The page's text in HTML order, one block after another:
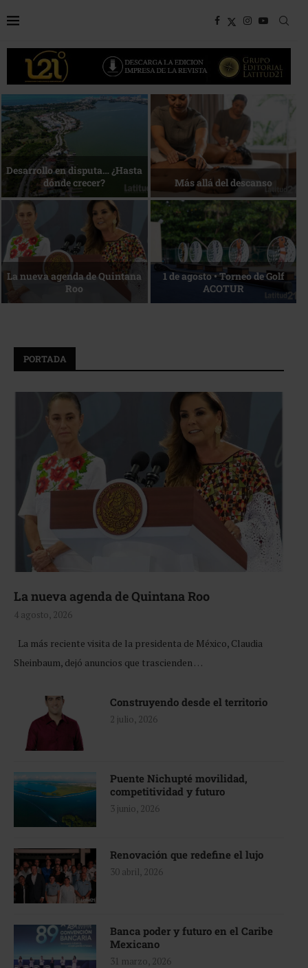
Bottega, un viaje servido a la
mesa
Energía que Impulsa la
competitividad
Reconocimiento de viajeros La esencia del servicio
PORTADA
La nueva agenda de Quintana Roo
4 agosto, 2026
La más reciente visita de la presidenta de México, Claudia
Sheinbaum, dejó anuncios que trascienden …
Construyendo desde el territorio
2 julio, 2026
Puente Nichupté movilidad,
competitividad y futuro
3 junio, 2026
Renovación que redefine el lujo
30 abril, 2026
Banca poder y futuro en el Caribe
Mexicano
31 marzo, 2026